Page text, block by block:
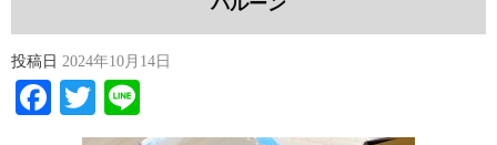
投稿日 2024年10月14日
Facebook
Twitter